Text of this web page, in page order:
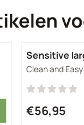
Sensitive
Merk:
Clean and Easy
Prijs: 56,95
€56,95